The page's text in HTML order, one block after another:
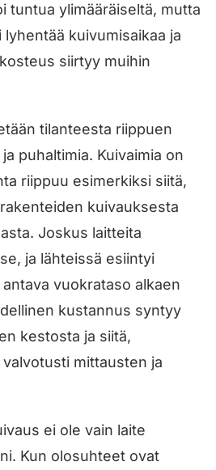
tuntua ylimääräiseltä, mutta
kuivumisaikaa ja
siirtyy muihin
tilanteesta riippuen
puhaltimia. Kuivaimia on
riippuu esimerkiksi siitä,
kuivauksesta
Joskus laitteita
ja lähteissä esiintyi
vuokrataso alkaen
kustannus syntyy
kestosta ja siitä,
mittausten ja
ei ole vain laite
Kun olosuhteet ovat